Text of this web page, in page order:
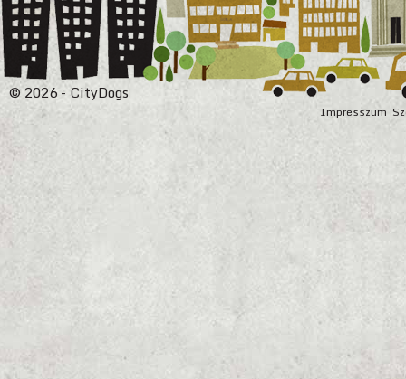
Impresszum
© 2026 - CityDogs